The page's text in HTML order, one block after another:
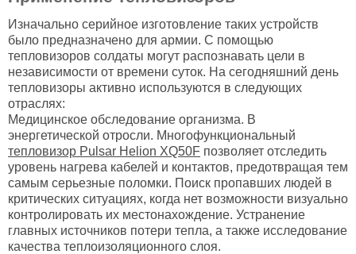
Изначально серийное изготовление таких устройств
было предназначено для армии. С помощью
тепловизоров солдаты могут распознавать цели в
независимости от времени суток. На сегодняшний день
тепловизоры активно используются в следующих
отраслях:
Медицинское обследование организма. В
энергетической отросли. Многофункциональный
тепловизор Pulsar Helion XQ50F позволяет отследить
уровень нагрева кабелей и контактов, предотвращая тем
самым серьезные поломки. Поиск пропавших людей в
критических ситуациях, когда нет возможности визуально
контролировать их местонахождение. Устранение
главных источников потери тепла, а также исследование
качества теплоизоляционного слоя.